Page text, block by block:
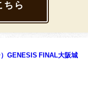
ちら
GENESIS FINAL大阪城